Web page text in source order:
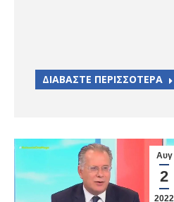
ΔΙΑΒΑΣΤΕ ΠΕΡΙΣΣΟΤΕΡΑ
Αυγ
2
2022